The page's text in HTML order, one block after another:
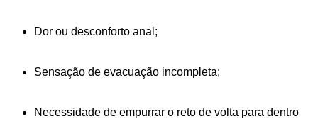
Dor ou desconforto anal;
Sensação de evacuação incompleta;
Necessidade de empurrar o reto de volta para dentro